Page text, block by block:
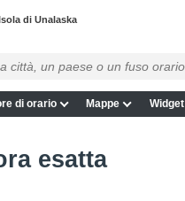
di Unalaska
di orario Mappe
esatta